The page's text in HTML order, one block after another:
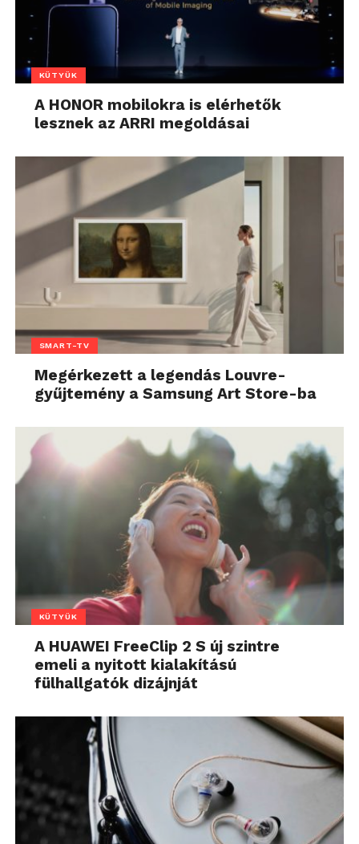
KÜTYÜK
A HONOR mobilokra is elérhetők
lesznek az ARRI megoldásai
SMART-TV
Megérkezett a legendás Louvre-
gyűjtemény a Samsung Art Store-ba
KÜTYÜK
A HUAWEI FreeClip 2 S új szintre
emeli a nyitott kialakítású
fülhallgatók dizájnját